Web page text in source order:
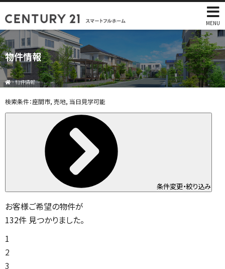
MENU
物件情報
>物件情報
検索条件： 座間市, 売地, 当日見学可能
条件変更・絞り込み
お客様ご希望の物件が
132件 見つかりました。
1
2
3